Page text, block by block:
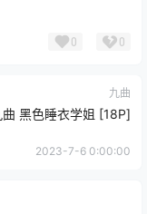
0 0
九曲
曲 黑色睡衣学姐 [18P]
2023-7-6 0:00:00